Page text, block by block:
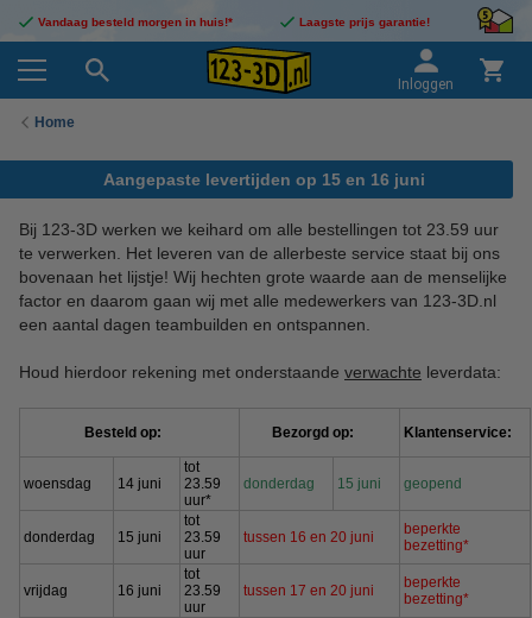
Vandaag besteld morgen in huis!* Laagste prijs garantie!
Inloggen
Home
Aangepaste levertijden op 15 en 16 juni
Bij 123-3D werken we keihard om alle bestellingen tot 23.59 uur
te verwerken. Het leveren van de allerbeste service staat bij ons
bovenaan het lijstje! Wij hechten grote waarde aan de menselijke
factor en daarom gaan wij met alle medewerkers van 123-3D.nl
een aantal dagen teambuilden en ontspannen.
Houd hierdoor rekening met onderstaande verwachte leverdata:
Besteld op: Bezorgd op: Klantenservice:
woensdag 14 juni
tot
23.59
uur*
donderdag 15 juni geopend
donderdag 15 juni
tot
23.59
uur
tussen 16 en 20 juni
beperkte
bezetting*
vrijdag 16 juni
tot
23.59
uur
tussen 17 en 20 juni
beperkte
bezetting*